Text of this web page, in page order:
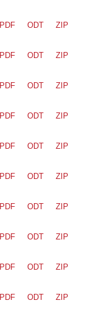
ZIP
ODT
PDF
ZIP
ODT
PDF
ZIP
ODT
PDF
ZIP
ODT
PDF
ZIP
ODT
PDF
ZIP
ODT
PDF
ZIP
ODT
PDF
ZIP
ODT
PDF
ZIP
ODT
PDF
ZIP
ODT
PDF